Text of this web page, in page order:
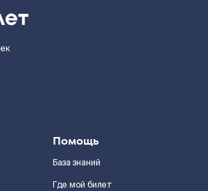
Помощь
База знаний
Где мой билет